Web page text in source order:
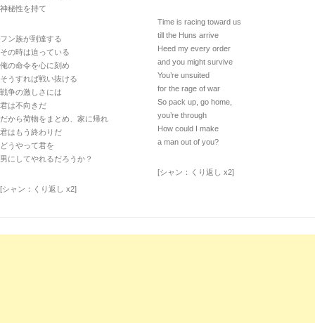
神秘性を持て
フン族が到達する
その時は迫っている
俺の命令を心に刻め
そうすれば戦い抜ける
戦争の激しさには
君は不向きだ
だから荷物をまとめ、家に帰れ
君はもう終わりだ
どうやって君を
男にしてやれるだろうか？
[シャン：くり返し x2]
Time is racing toward us
till the Huns arrive
Heed my every order
and you might survive
You’re unsuited
for the rage of war
So pack up, go home,
you’re through
How could I make
a man out of you?
[シャン：くり返し x2]